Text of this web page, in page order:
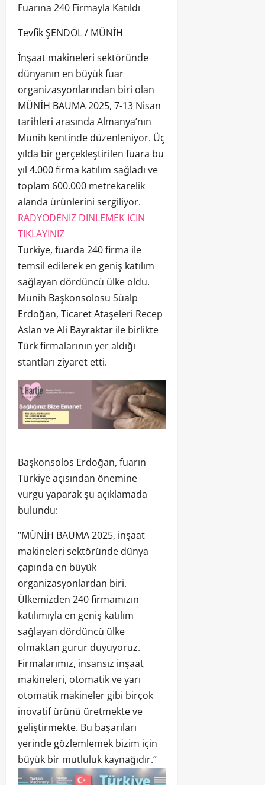
Fuarına 240 Firmayla Katıldı
Tevfik ŞENDÖL / MÜNİH
İnşaat makineleri sektöründe
dünyanın en büyük fuar
organizasyonlarından biri olan
MÜNİH BAUMA 2025, 7-13 Nisan
tarihleri arasında Almanya’nın
Münih kentinde düzenleniyor. Üç
yılda bir gerçekleştirilen fuara bu
yıl 4.000 firma katılım sağladı ve
toplam 600.000 metrekarelik
alanda ürünlerini sergiliyor.
RADYODENIZ DINLEMEK ICIN
TIKLAYINIZ
Türkiye, fuarda 240 firma ile
temsil edilerek en geniş katılım
sağlayan dördüncü ülke oldu.
Münih Başkonsolosu Süalp
Erdoğan, Ticaret Ataşeleri Recep
Aslan ve Ali Bayraktar ile birlikte
Türk firmalarının yer aldığı
stantları ziyaret etti.
Başkonsolos Erdoğan, fuarın
Türkiye açısından önemine
vurgu yaparak şu açıklamada
bulundu:
“MÜNİH BAUMA 2025, inşaat
makineleri sektöründe dünya
çapında en büyük
organizasyonlardan biri.
Ülkemizden 240 firmamızın
katılımıyla en geniş katılım
sağlayan dördüncü ülke
olmaktan gurur duyuyoruz.
Firmalarımız, insansız inşaat
makineleri, otomatik ve yarı
otomatik makineler gibi birçok
inovatif ürünü üretmekte ve
geliştirmekte. Bu başarıları
yerinde gözlemlemek bizim için
büyük bir mutluluk kaynağıdır.”